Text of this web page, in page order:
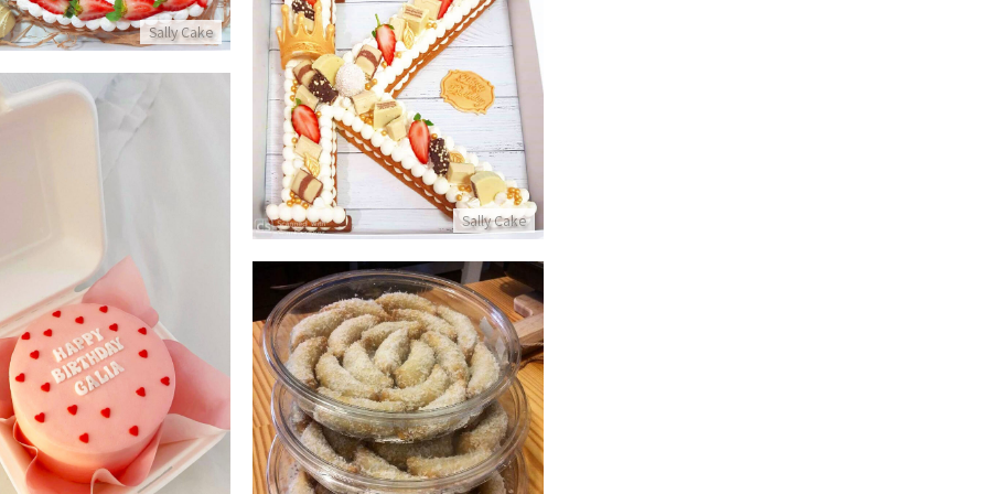
Sally Cake
Sally Cake
עוגת אותיות עם קרם מסקרפונה שוקולדים ופירות
פרטים נוספים
עוגת יום הולדת אישית
פרטים נוספים
עוגיות סהרונים
פרטים נוספים